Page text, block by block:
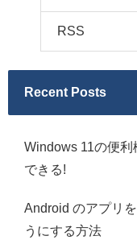
RSS
Recent Posts
Windows 11の便
できる!
Android のアプリ
うにする方法